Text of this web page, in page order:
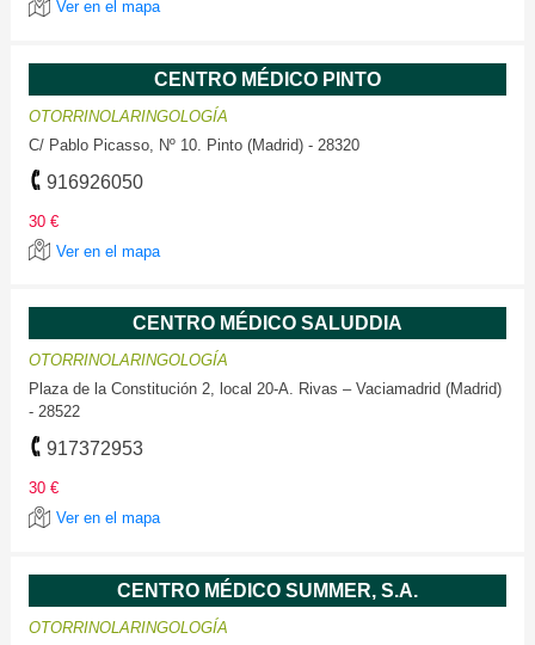
Ver en el mapa
CENTRO MÉDICO PINTO
OTORRINOLARINGOLOGÍA
C/ Pablo Picasso, Nº 10. Pinto (Madrid) - 28320
916926050
30 €
Ver en el mapa
CENTRO MÉDICO SALUDDIA
OTORRINOLARINGOLOGÍA
Plaza de la Constitución 2, local 20-A. Rivas – Vaciamadrid (Madrid)
- 28522
917372953
30 €
Ver en el mapa
CENTRO MÉDICO SUMMER, S.A.
OTORRINOLARINGOLOGÍA